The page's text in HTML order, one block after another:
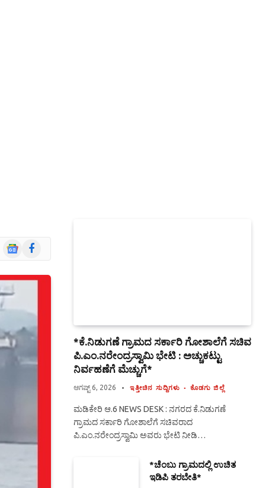
GoogleFacebook
*ಕೆ.ನಿಡುಗಣೆ ಗ್ರಾಮದ ಸರ್ಕಾರಿ ಗೋಶಾಲೆಗೆ ಸಚಿವ
ಪಿ.ಎಂ.ನರೇಂದ್ರಸ್ವಾಮಿ ಭೇಟಿ : ಅಚ್ಚುಕಟ್ಟು
ನಿರ್ವಹಣೆಗೆ ಮೆಚ್ಚುಗೆ*
ಆಗಷ್ಟ್ 6, 2026 ಇತ್ತೀಚಿನ ಸುದ್ದಿಗಳು ಕೊಡಗು ಜಿಲ್ಲೆ
ಮಡಿಕೇರಿ ಆ.6 NEWS DESK : ನಗರದ ಕೆ.ನಿಡುಗಣೆ
ಗ್ರಾಮದ ಸರ್ಕಾರಿ ಗೋಶಾಲೆಗೆ ಸಚಿವರಾದ
ಪಿ.ಎಂ.ನರೇಂದ್ರಸ್ವಾಮಿ ಅವರು ಭೇಟಿ ನೀಡಿ…
*ಚೆಂಬು ಗ್ರಾಮದಲ್ಲಿ ಉಚಿತ
ಇಡಿಪಿ ತರಬೇತಿ*